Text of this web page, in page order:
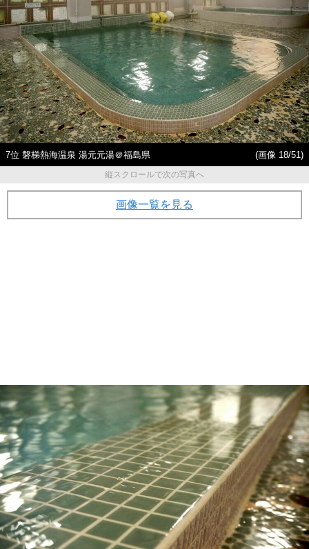
7位 磐梯熱海温泉 湯元元湯＠福島県
(画像 18/51)
縦スクロールで次の写真へ
画像一覧を見る